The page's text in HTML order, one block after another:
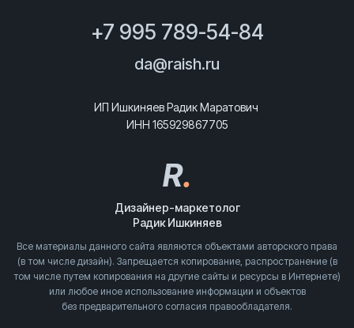
+7 995 789-54-84
da@raish.ru
ИП Ишкиняев Радик Маратович
ИНН 165929867705
R.
Дизайнер-маркетолог
Радик Ишкиняев
Все материалы данного сайта являются объектами авторского права
(в том числе дизайн). Запрещается копирование, распространение (в
том числе путем копирования на другие сайты и ресурсы в Интернете)
или любое иное использование информации и объектов
без предварительного согласия правообладателя.